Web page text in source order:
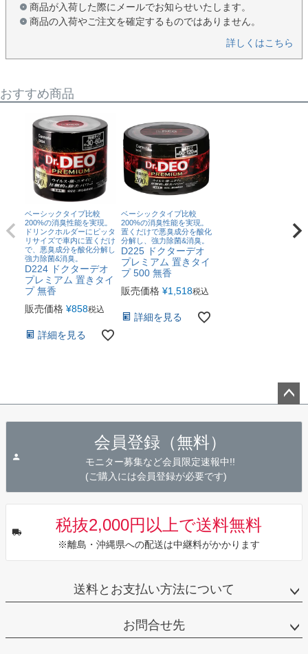
商品が入荷した際にメールでお知らせいたします。
商品の入荷やご注文を確定するものではありません。
詳しくはこちら
おすすめ商品
ベーシックタイプ比較
200%の消臭性能を実現。
ドリンクホルダーにピッタ
リサイズで車内に置くだけ
で、悪臭成分を酸化分解し
強力除菌&消臭。
D224 ドクターデオ
プレミアム 置きタイ
プ 無香
販売価格 ¥858税込
詳細を見る
ベーシックタイプ比較
200%の消臭性能を実現。
置くだけで悪臭成分を酸化
分解し、強力除菌&消臭。
D225 ドクターデオ
プレミアム 置きタイ
プ 500 無香
販売価格 ¥1,518税込
詳細を見る
会員登録（無料）
モニター募集など会員限定速報中!!
(ご購入には会員登録が必要です)
税抜2,000円以上で送料無料
※離島・沖縄県への配送は中継料がかかります
送料とお支払い方法について
お問合せ先